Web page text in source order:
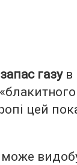
запас газув
цей
може